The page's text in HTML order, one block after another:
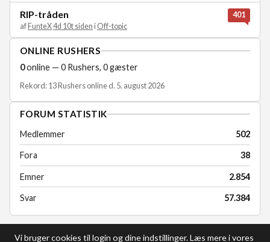
RIP-tråden
afFunteX4d 10t siden i Off-topic
401
ONLINE RUSHERS
0online — 0 Rushers, 0 gæster
Rekord: 13 Rushers online d. 5. august 2026
FORUM STATISTIK
Medlemmer 502
Fora 38
Emner 2.854
Svar 57.384
Vi bruger cookies til login og dine indstillinger. Læs mere i vores